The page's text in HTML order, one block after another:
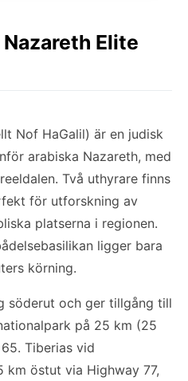
Elite
Nof HaGalil) är en judisk
arabiska Nazareth, med
Två uthyrare finns
för utforskning av
platserna i regionen.
ligger bara
körning.
söderut och ger tillgång till
på 25 km (25
Tiberias vid
km östut via Highway 77,